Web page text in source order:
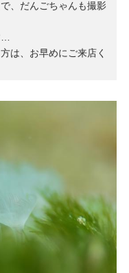
、だんごちゃんも撮影
は、お早めにご来店く